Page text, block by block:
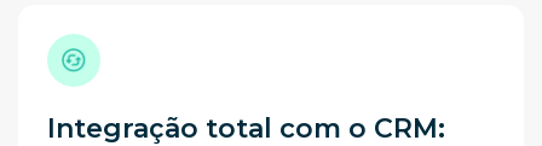
Integração total com o CRM: